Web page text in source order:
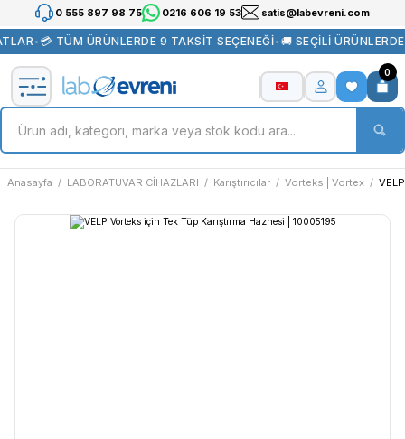
0 555 897 98 75 0216 606 19 53 satis@labevreni.com
•💳 TÜM ÜRÜNLERDE 9 TAKSİT SEÇENEĞİ•🚚 SEÇİLİ
0
Anasayfa LABORATUVAR CİHAZLARI Karıştırıcılar Vorteks | Vortex